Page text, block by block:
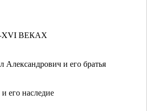
XVI ВЕКАХ
Александрович и его братья
его наследие